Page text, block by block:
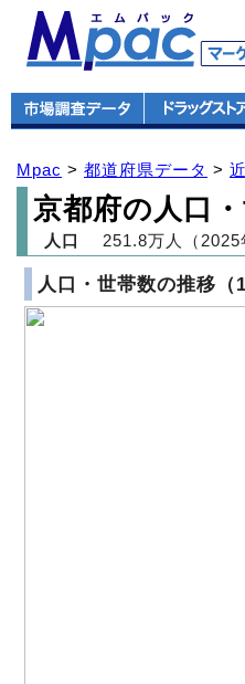
Mpac > 都道府県データ >
京都府の人口
人口 251.8万人（2025
人口・世帯数の推移